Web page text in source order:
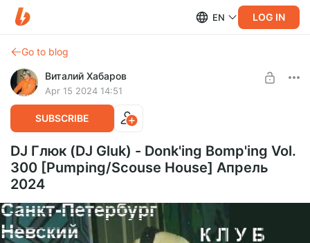
EN LOG IN
Go to blog
Виталий Хабаров
Apr 15 2024 14:51
SUBSCRIBE
DJ Глюк (DJ Gluk) - Donk'ing Bomp'ing Vol.
300 [Pumping/Scouse House] Апрель
2024